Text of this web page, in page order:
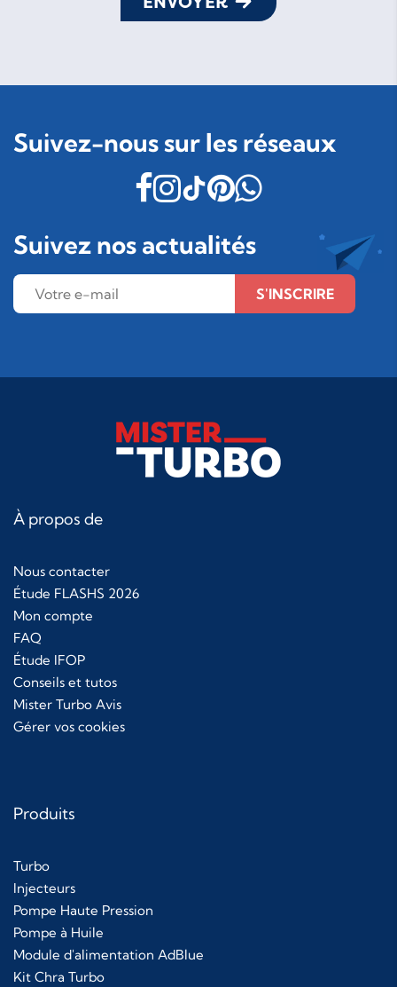
Suivez-nous sur les réseaux
Suivez nos actualités
S'INSCRIRE
À propos de
Nous contacter
Étude FLASHS 2026
Mon compte
FAQ
Étude IFOP
Conseils et tutos
Mister Turbo Avis
Gérer vos cookies
Produits
Turbo
Injecteurs
Pompe Haute Pression
Pompe à Huile
Module d'alimentation AdBlue
Kit Chra Turbo